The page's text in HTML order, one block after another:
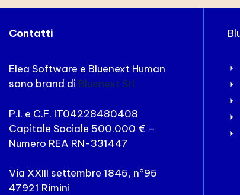
Contatti
Elea Software e Bluenext Human
sono brand di Bluenext Srl
P.I. e C.F. IT04228480408
Capitale Sociale 500.000 € –
Numero REA RN-331447
Via XXIII settembre 1845, n°95
47921 Rimini